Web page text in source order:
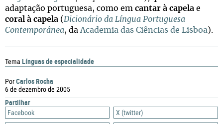
PorCarlos Rocha
6 de dezembro de 2005
Partilhar
Facebook
X (twitter)
adaptação portuguesa, como em cantar à capela e
coral à capela ( Dicionário da Língua Portuguesa
Contemporânea, da Academia das Ciências de Lisboa).
Tema Línguas de especialidade